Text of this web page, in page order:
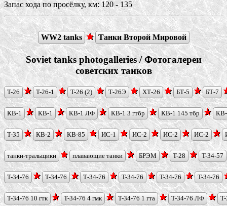
WW2 tanks Танки Второй Мировой
Soviet tanks photogalleries / Фотогалереи
советских танков
T-26 T-26-1 T-26 (2) Т-26Э ХТ-26 БТ-5 БТ-7
КВ-1 КВ-1 КВ-1 ЛФ КВ-1 3 гтбр КВ-1 145 тбр
T-35 КВ-2 КВ-85 ИС-1 ИС-2 ИС-2 ИС-2
танки-тральщики плавающие танки БРЭМ T-28 T-34-57
T-34-76 T-34-76 Т-34-76 T-34-76 T-34-76 T-34-76
T-34-76 10 гтк T-34-76 4 гмк T-34-76 1 гта T-34-76 ЛФ